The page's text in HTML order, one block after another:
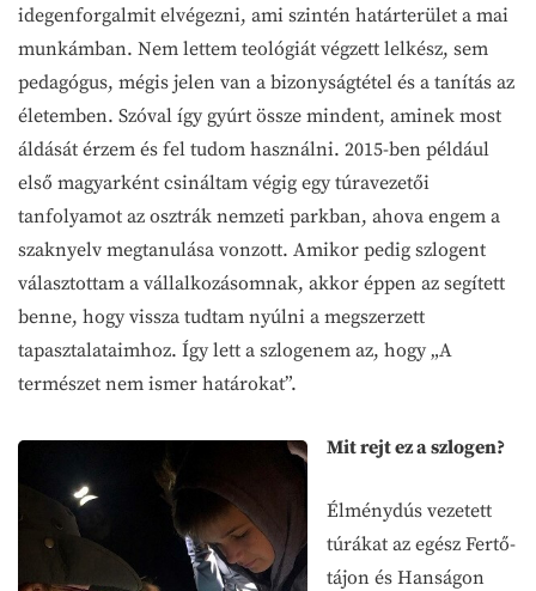
idegenforgalmit elvégezni, ami szintén határterület a mai
munkámban. Nem lettem teológiát végzett lelkész, sem
pedagógus, mégis jelen van a bizonyságtétel és a tanítás az
életemben. Szóval így gyúrt össze mindent, aminek most
áldását érzem és fel tudom használni. 2015-ben például
első magyarként csináltam végig egy túravezetői
tanfolyamot az osztrák nemzeti parkban, ahova engem a
szaknyelv megtanulása vonzott. Amikor pedig szlogent
választottam a vállalkozásomnak, akkor éppen az segített
benne, hogy vissza tudtam nyúlni a megszerzett
tapasztalataimhoz. Így lett a szlogenem az, hogy „A
természet nem ismer határokat”.
Mit rejt ez a szlogen?
Élménydús vezetett
túrákat az egész Fertő-
tájon és Hanságon